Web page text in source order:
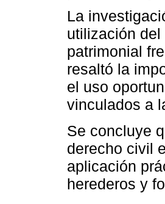
La
utilización
patrimonial
resaltó la
el uso
vinculados a
Se concluye
derecho civil
aplicación
herederos y